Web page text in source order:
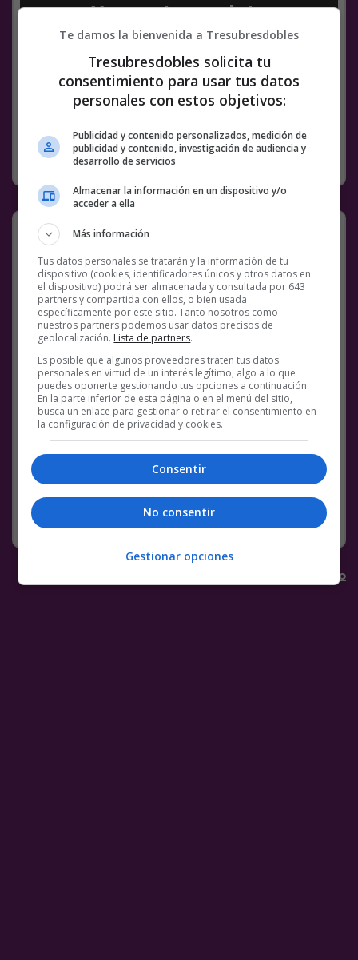
Ver post completo
Facebook
Twitter
WhatsApp
Gmail
Meneame
Copy
Link
GALERÍAS IMÁGENES RANDOM
4 COMENTARIOS
SIN CATEGORÍA 1 ABRIL, 2021
Chollometro
Te damos la bienvenida a Tresubresdobles
Tresubresdobles solicita tu
consentimiento para usar tus datos
personales con estos objetivos:
Publicidad y contenido personalizados, medición de
publicidad y contenido, investigación de audiencia y
desarrollo de servicios
Almacenar la información en un dispositivo y/o
acceder a ella
Más información
Tus datos personales se tratarán y la información de tu
dispositivo (cookies, identificadores únicos y otros datos en
el dispositivo) podrá ser almacenada y consultada por 643
partners y compartida con ellos, o bien usada
específicamente por este sitio. Tanto nosotros como
nuestros partners podemos usar datos precisos de
geolocalización. Lista de partners.
Es posible que algunos proveedores traten tus datos
personales en virtud de un interés legítimo, algo a lo que
puedes oponerte gestionando tus opciones a continuación.
En la parte inferior de esta página o en el menú del sitio,
busca un enlace para gestionar o retirar el consentimiento en
la configuración de privacidad y cookies.
Consentir
No consentir
Gestionar opciones